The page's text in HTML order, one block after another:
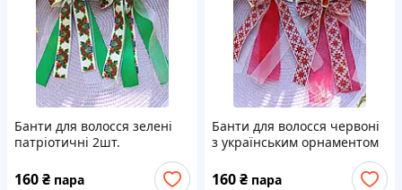
Банти для волосся зелені
патріотичні 2шт.
160₴ пара
Банти для волосся червоні
з українським орнаментом
160₴ пара